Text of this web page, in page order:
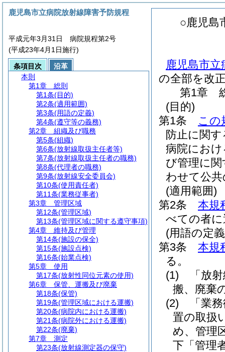
○鹿児島
鹿児島市
の全部を改
第1章
(目的)
第1条
この
防止に関
病院にお
び管理に
わせて公
(適用範囲)
第2条
本規
べての者
(用語の定
第3条
本規
る。
(1)
「放
搬、廃棄
(2)
「業
置の取扱
め、管理
下「管理
鹿児島市立病院放射線障害予防規程
平成元年3月31日 病院規程第2号
(平成23年4月1日施行)
条項目次
沿革
本則
第1章
総則
第1条(目的)
第2条(適用範囲)
第3条(用語の定義)
第4条(遵守等の義務)
第2章
組織及び職務
第5条(組織)
第6条(放射線取扱主任者等)
第7条(放射線取扱主任者の職務)
第8条(代理者の職務)
第9条(放射線安全委員会)
第10条(使用責任者)
第11条(業務従事者)
第3章
管理区域
第12条(管理区域)
第13条(管理区域に関する遵守事項)
第4章
維持及び管理
第14条(施設の保全)
第15条(施設点検)
第16条(始業点検)
第5章
使用
第17条(放射性同位元素の使用)
第6章
保管、運搬及び廃棄
第18条(保管)
第19条(管理区域における運搬)
第20条(病院内における運搬)
第21条(病院外における運搬)
第22条(廃棄)
第7章
測定
第23条(放射線測定器の保守)